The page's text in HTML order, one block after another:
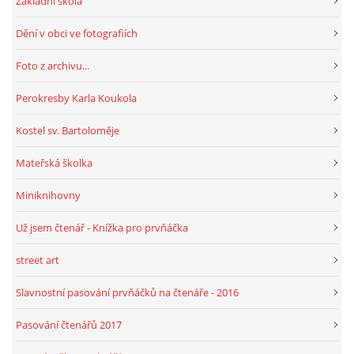
Dění v obci ve fotografiích
Foto z archivu...
Perokresby Karla Koukola
Kostel sv. Bartoloměje
Mateřská školka
Miniknihovny
Už jsem čtenář - Knížka pro prvňáčka
street art
Slavnostní pasování prvňáčků na čtenáře - 2016
Pasování čtenářů 2017